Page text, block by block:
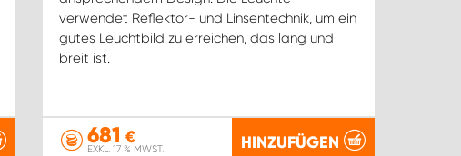
verwendet Reflektor- und Linsentechnik, um ein
gutes Leuchtbild zu erreichen, das lang und
breit ist.
681 €
EXKL. 17 % MWST. HINZUFÜGEN